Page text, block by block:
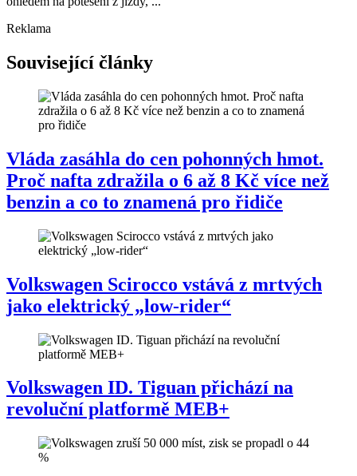
Reklama
Související články
Vláda zasáhla do cen pohonných hmot.
Proč nafta zdražila o 6 až 8 Kč více než
benzin a co to znamená pro řidiče
Volkswagen Scirocco vstává z mrtvých
jako elektrický „low-rider“
Volkswagen ID. Tiguan přichází na
revoluční platformě MEB+